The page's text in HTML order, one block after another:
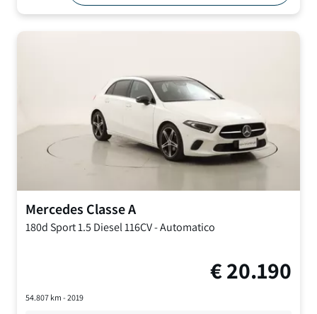
Mercedes Classe A
180d Sport1.5 Diesel 116CV-Automatico
€20.190
54.807km - 2019